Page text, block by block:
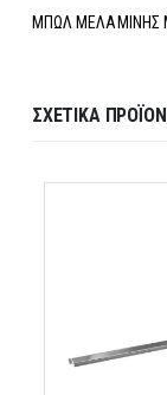
ΜΠΩΛ ΜΕΛΑΜΙΝΗΣ
ΣΧΕΤΙΚΆ